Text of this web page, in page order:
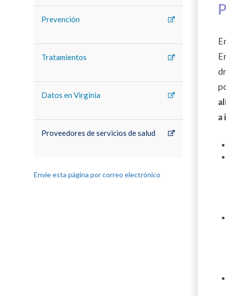
Prevención
Tratamientos
Datos en Virginia
Proveedores de servicios de salud
Envíe esta página por correo electrónico
a